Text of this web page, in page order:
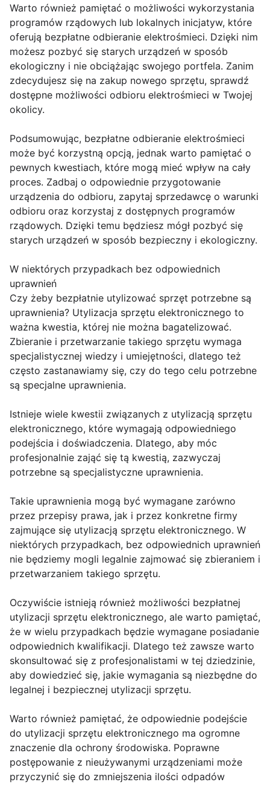
Warto również pamiętać o możliwości wykorzystania
programów rządowych lub lokalnych inicjatyw, które
oferują bezpłatne odbieranie elektrośmieci. Dzięki nim
możesz pozbyć się starych urządzeń w sposób
ekologiczny i nie obciążając swojego portfela. Zanim
zdecydujesz się na zakup nowego sprzętu, sprawdź
dostępne możliwości odbioru elektrośmieci w Twojej
okolicy.
Podsumowując, bezpłatne odbieranie elektrośmieci
może być korzystną opcją, jednak warto pamiętać o
pewnych kwestiach, które mogą mieć wpływ na cały
proces. Zadbaj o odpowiednie przygotowanie
urządzenia do odbioru, zapytaj sprzedawcę o warunki
odbioru oraz korzystaj z dostępnych programów
rządowych. Dzięki temu będziesz mógł pozbyć się
starych urządzeń w sposób bezpieczny i ekologiczny.
W niektórych przypadkach bez odpowiednich
uprawnień
Czy żeby bezpłatnie utylizować sprzęt potrzebne są
uprawnienia? Utylizacja sprzętu elektronicznego to
ważna kwestia, której nie można bagatelizować.
Zbieranie i przetwarzanie takiego sprzętu wymaga
specjalistycznej wiedzy i umiejętności, dlatego też
często zastanawiamy się, czy do tego celu potrzebne
są specjalne uprawnienia.
Istnieje wiele kwestii związanych z utylizacją sprzętu
elektronicznego, które wymagają odpowiedniego
podejścia i doświadczenia. Dlatego, aby móc
profesjonalnie zająć się tą kwestią, zazwyczaj
potrzebne są specjalistyczne uprawnienia.
Takie uprawnienia mogą być wymagane zarówno
przez przepisy prawa, jak i przez konkretne firmy
zajmujące się utylizacją sprzętu elektronicznego. W
niektórych przypadkach, bez odpowiednich uprawnień
nie będziemy mogli legalnie zajmować się zbieraniem i
przetwarzaniem takiego sprzętu.
Oczywiście istnieją również możliwości bezpłatnej
utylizacji sprzętu elektronicznego, ale warto pamiętać,
że w wielu przypadkach będzie wymagane posiadanie
odpowiednich kwalifikacji. Dlatego też zawsze warto
skonsultować się z profesjonalistami w tej dziedzinie,
aby dowiedzieć się, jakie wymagania są niezbędne do
legalnej i bezpiecznej utylizacji sprzętu.
Warto również pamiętać, że odpowiednie podejście
do utylizacji sprzętu elektronicznego ma ogromne
znaczenie dla ochrony środowiska. Poprawne
postępowanie z nieużywanymi urządzeniami może
przyczynić się do zmniejszenia ilości odpadów